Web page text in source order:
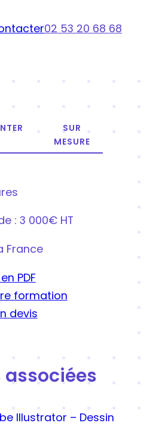
02 53 20 68 68
SUR
MESURE
: 3 000€ HT
France
PDF
formation
devis
Illustrator – Dessin